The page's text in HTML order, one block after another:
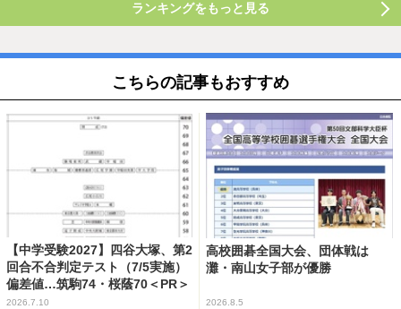
ランキングをもっと見る
こちらの記事もおすすめ
【中学受験2027】四谷大塚、第2
回合不合判定テスト（7/5実施）
偏差値…筑駒74・桜蔭70＜PR＞
2026.7.10
高校囲碁全国大会、団体戦は
灘・南山女子部が優勝
2026.8.5